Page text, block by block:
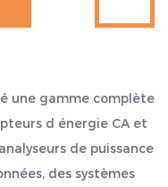
gestion des
les systèmes
de haute
permettent aux
ce qui permet d
persévérance,
soi ». Nous
nationaux et
rechercher un
une gamme complète
d énergie CA et
de puissance
des systèmes